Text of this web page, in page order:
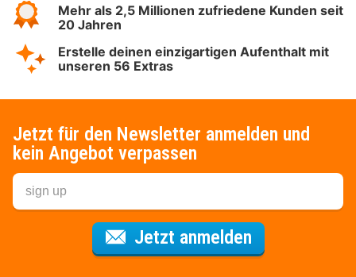
Mehr als 2,5 Millionen zufriedene Kunden seit
20 Jahren
Erstelle deinen einzigartigen Aufenthalt mit
unseren 56 Extras
Jetzt für den Newsletter anmelden und
kein Angebot verpassen
Jetzt anmeldenFür den